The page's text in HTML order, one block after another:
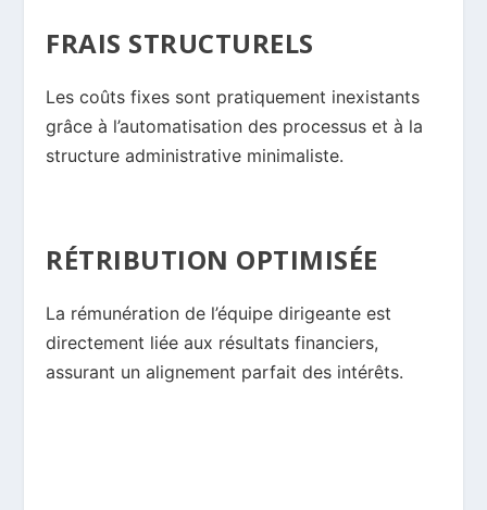
FRAIS STRUCTURELS
Les coûts fixes sont pratiquement inexistants
grâce à l’automatisation des processus et à la
structure administrative minimaliste.
RÉTRIBUTION OPTIMISÉE
La rémunération de l’équipe dirigeante est
directement liée aux résultats financiers,
assurant un alignement parfait des intérêts.